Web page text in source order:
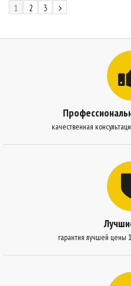
1 2 3
качественная
гарантия лучшей цены